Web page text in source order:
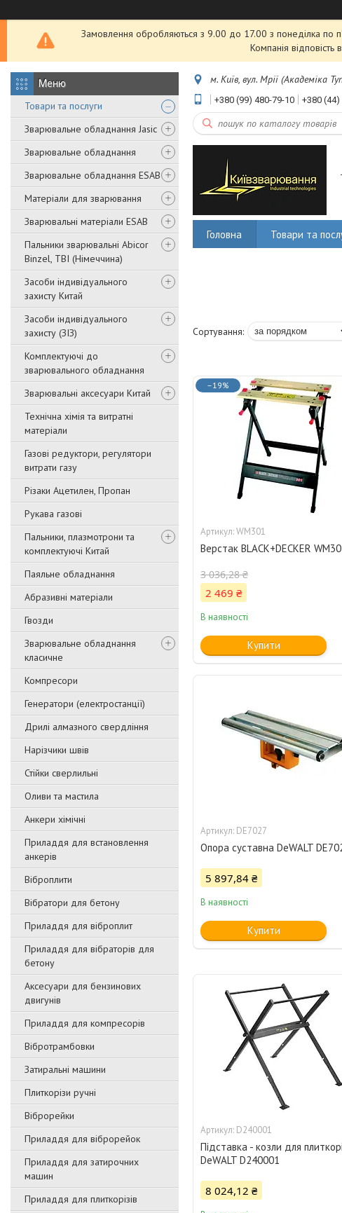
Замовлення обробляються з 9.00 до 17.00 з понеділка по
Компанія
Товари та послуги
Зварювальне обладнання Jasic
Зварювальне обладнання
Зварювальне обладнання ESAB
Матеріали для зварювання
Зварювальні матеріали ESAB
Пальники зварювальні Abicor
Binzel, TBI (Німеччина)
Засоби індивідуального
захисту Китай
Засоби індивідуального
захисту (ЗІЗ)
Комплектуючі до
зварювального обладнання
Зварювальні аксесуари Китай
Технічна хімія та витратні
матеріали
Газові редуктори, регулятори
витрати газу
Різаки Ацетилен, Пропан
Рукава газові
Пальники, плазмотрони та
комплектуючі Китай
Паяльне обладнання
Абразивні матеріали
Гвозди
Зварювальне обладнання
класичне
Компресори
Генератори (електростанції)
Дрилі алмазного свердління
Нарізчики швів
Стійки сверлильні
Оливи та мастила
Анкери хімічні
Приладдя для встановлення
анкерів
Віброплити
Вібратори для бетону
Приладдя для віброплит
Приладдя для вібраторів для
бетону
Аксесуари для бензинових
двигунів
Приладдя для компресорів
Вібротрамбовки
Затиральні машини
Плиткорізи ручні
Віброрейки
Приладдя для віброрейок
Приладдя для затирочниx
машин
Приладдя для плиткорізів
м. Київ, вул. Мрії (Академіка
+380 (99) 480-79-10 +380
Головна Товари та
–19%
WM301
Верстак BLACK+DECKER
3 036,28 ₴
2 469 ₴
В наявності
Купити
DE7027
Опора суставна DeWALT
5 897,84 ₴
В наявності
Купити
D240001
Підставка - козли для
DeWALT D240001
8 024,12 ₴